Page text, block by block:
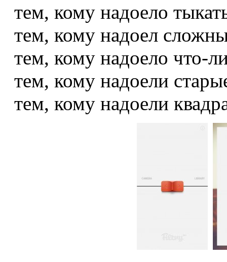
тем, кому надоело
тем, кому надоел
тем, кому надоело что-
тем, кому надоели
тем, кому надоели